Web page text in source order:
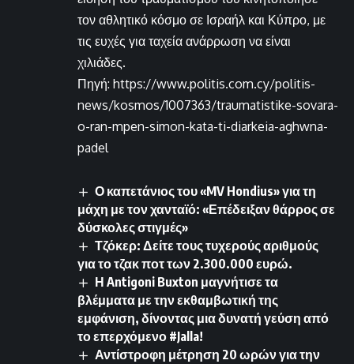
τον αθλητικό κόσμο σε Ισραήλ και Κύπρο, με
τις ευχές για ταχεία ανάρρωση να είναι
χιλιάδες.
Πηγή: https://www.politis.com.cy/politis-
news/kosmos/1007363/traumatistike-sovara-
o-ran-mpen-simon-kata-ti-diarkeia-aghwna-
padel
Ο καπετάνιος του «MV Hondius» για τη
μάχη με τον χανταϊό: «Επέδειξαν θάρρος σε
δύσκολες στιγμές»
Τζόκερ: Δείτε τους τυχερούς αριθμούς
για το τζακ ποτ των 2.300.000 ευρώ.
Η Antigoni Buxton μαγνήτισε τα
βλέμματα με την εκθαμβωτική της
εμφάνιση, δίνοντας μια δυνατή γεύση από
το επερχόμενο #Jalla!
Αντίστροφη μέτρηση 20 ωρών για την